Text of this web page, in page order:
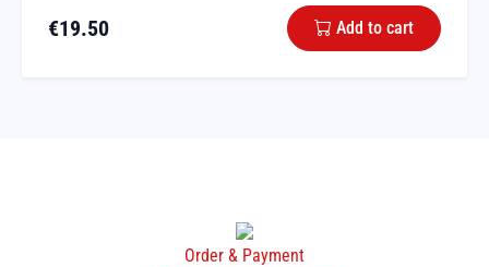
€19.50 Add to cart
Order & Payment